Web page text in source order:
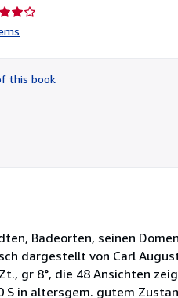
this book
Badeorten, seinen
dargestellt von Carl
gr 8°, die 48 Ansichten
S in altersgem. gutem